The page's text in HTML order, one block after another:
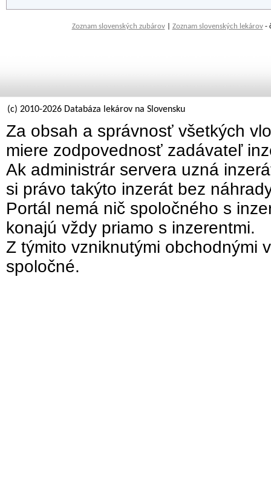
Zoznam slovenských zubárov| Zoznam slovenských lekárov-
(c) 2010-2026 Databáza lekárov na Slovensku
Za obsah a správnosť všetkých
miere zodpovednosť zadávateľ
Ak administrár servera uzná
si právo takýto inzerát bez
Portál nemá nič spoločného s
konajú vždy priamo s inzerentmi.
Z týmito vzniknutými obchodnými
spoločné.